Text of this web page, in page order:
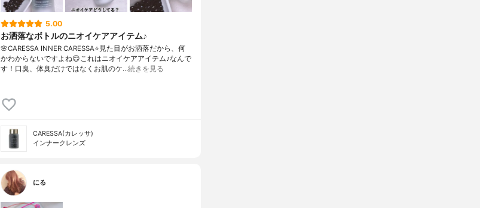
5.00
お洒落なボトルのニオイケアアイテム♪
🌸CARESSA INNER CARESSA⭐️見た目がお洒落だから、何
かわからないですよね😊これはニオイケアアイテム♪なんで
す！口臭、体臭だけではなくお肌のケ…続きを見る
CARESSA(カレッサ)
インナークレンズ
にる